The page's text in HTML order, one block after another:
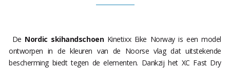
De Nordic skihandschoenKinetixx Eike Norway is een model
ontworpen in de kleuren van de Noorse vlag dat uitstekende
bescherming biedt tegen de elementen. Dankzij het XC Fast Dry